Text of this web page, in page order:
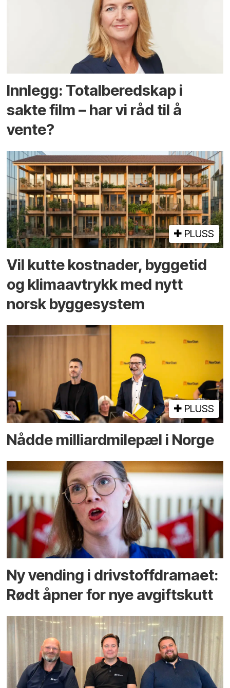
Innlegg: Totalberedskap i
sakte film – har vi råd til å
vente?
PLUSS
Vil kutte kostnader, byggetid
og klima­avtrykk med nytt
norsk bygge­system
PLUSS
Nådde milliard­­milepæl i Norge
Ny vending i drivstoffdramaet:
Rødt åpner for nye avgiftskutt